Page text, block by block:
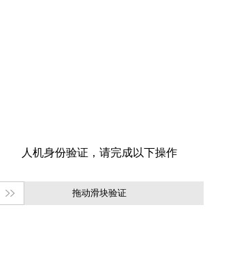
拖动滑块验证